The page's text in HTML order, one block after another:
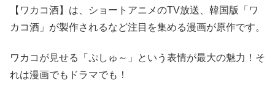
【ワカコ酒】は、ショートアニメのTV放送、韓国版「ワ
カコ酒」が製作されるなど注目を集める漫画が原作です。
ワカコが見せる「ぷしゅ～」という表情が最大の魅力！そ
れは漫画でもドラマでも！